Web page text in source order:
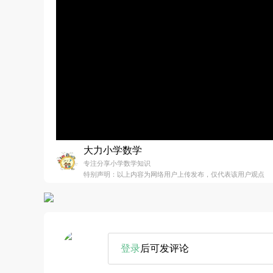
大力小学数学
专注分享小学数学知识
特别声明：以上内容为网络用户上传发布，仅代表该用户观点
登录后可发评论